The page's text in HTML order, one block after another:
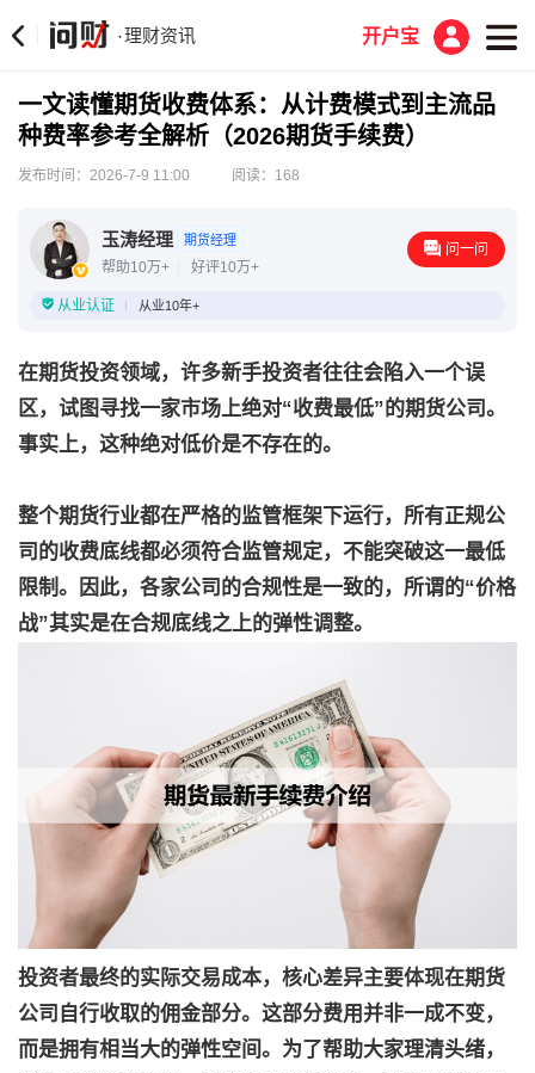
·理财资讯 开户宝
一文读懂期货收费体系：从计费模式到主流品
种费率参考全解析（2026期货手续费）
发布时间：2026-7-9 11:00 阅读：168
玉涛经理 期货经理
帮助10万+ 好评10万+
问一问
从业认证 从业10年+
在期货投资领域，许多新手投资者往往会陷入一个误
区，试图寻找一家市场上绝对“收费最低”的期货公司。
事实上，这种绝对低价是不存在的。
整个期货行业都在严格的监管框架下运行，所有正规公
司的收费底线都必须符合监管规定，不能突破这一最低
限制。因此，各家公司的合规性是一致的，所谓的“价格
战”其实是在合规底线之上的弹性调整。
投资者最终的实际交易成本，核心差异主要体现在期货
公司自行收取的佣金部分。这部分费用并非一成不变，
而是拥有相当大的弹性空间。为了帮助大家理清头绪，